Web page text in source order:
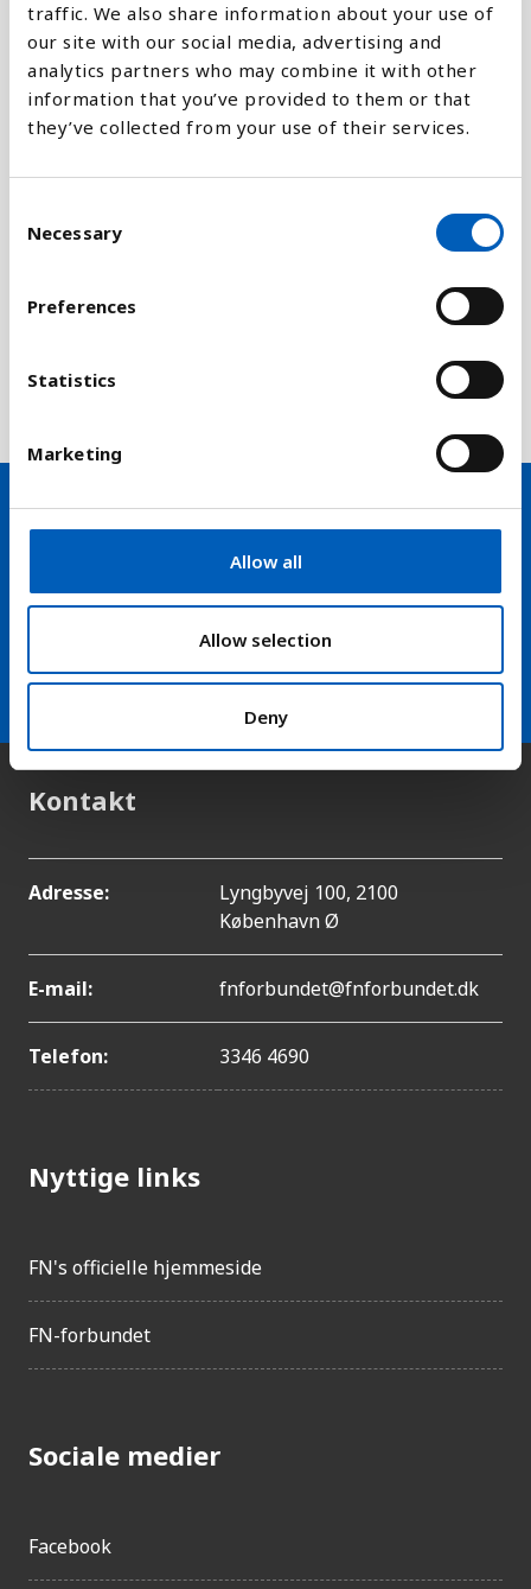
traffic. We also share information about your use of
our site with our social media, advertising and
analytics partners who may combine it with other
information that you’ve provided to them or that
they’ve collected from your use of their services.
l
Necessary
Preferences
Statistics
Marketing
Allow all
Allow selection
Deny
Fødsler pr. 1.000 kvinder i alderen 15-19 år. Dette
indikerer frugtbarheden hos unge kvinder. Tallene
viser ikke alle dimensioner ved teenagegraviditet,
idet det udelukkende er levendefødte børn som er
regnet med. Dødfødte, spontanaborter og
Indikatoren er en del af FNs bæredygtighedsmål
nummer 3.7, som handler om at sikre almen tilgang
helbred, herunder familieplanlægning og
reproduktiv helbred indarbejdes i nationale
Hold dig opdateret på nyheder
fra FN-forbundet
Modtag vores nyhedsbrevarrow_forward
Kontakt
Adresse:
Lyngbyvej 100, 2100
København Ø
E-mail: fnforbundet@fnforbundet.dk
Telefon: 3346 4690
Nyttige links
FN's officielle hjemmeside
FN-forbundet
Sociale medier
Facebook